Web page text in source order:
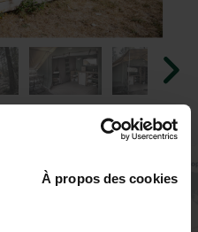
À propos des cookies